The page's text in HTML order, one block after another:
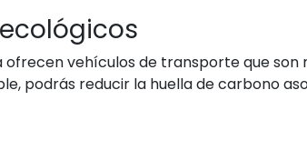
vehículos de transporte que
podrás reducir la huella de carbono